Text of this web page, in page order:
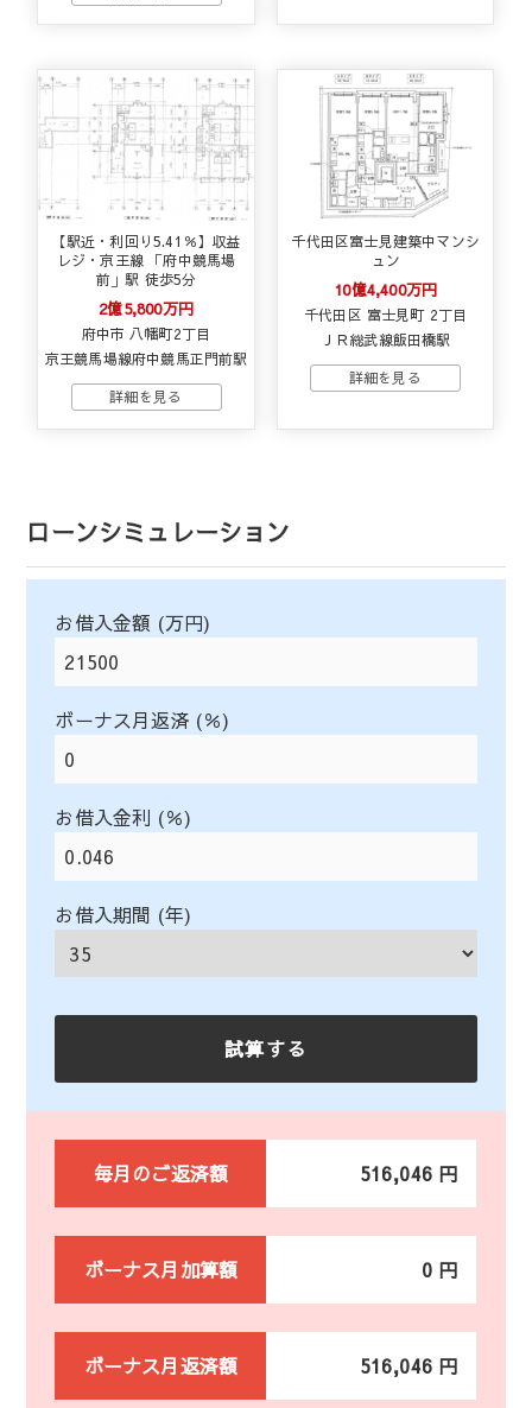
【駅近・利回り5.41％】収益
レジ・京王線 「府中競馬場
前」駅 徒歩5分
2億5,800万円
府中市 八幡町2丁目
京王競馬場線府中競馬正門前駅
千代田区富士見建築中マンシ
ュン
10億4,400万円
千代田区 富士見町 2丁目
ＪＲ総武線飯田橋駅
ローンシミュレーション
お借入金額 (万円)
ボーナス月返済 (％)
お借入金利 (％)
お借入期間 (年)
毎月のご返済額 516,046 円
ボーナス月加算額 0 円
ボーナス月返済額 516,046 円